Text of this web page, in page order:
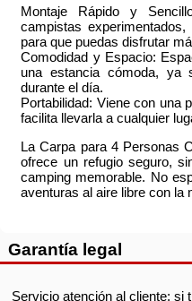
Montaje Rápido y
campistas
para que puedas disfrutar
Comodidad y Espacio:
una estancia cómoda, ya
durante el día.
Portabilidad: Viene con una
facilita llevarla a cualquier
La Carpa para 4 Personas
ofrece un refugio seguro,
camping memorable. No
aventuras al aire libre con la
Garantía legal
Servicio atención al cliente: si